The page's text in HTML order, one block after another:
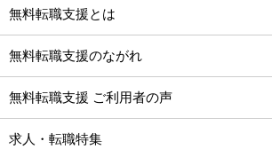
無料転職支援とは
無料転職支援のながれ
無料転職支援 ご利用者の声
求人・転職特集